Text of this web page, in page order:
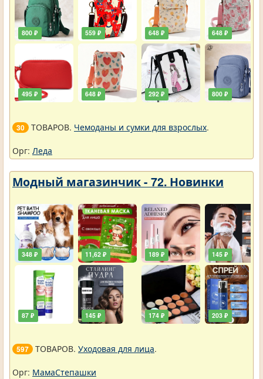
800 ₽
495 ₽
559 ₽
648 ₽
648 ₽
292 ₽
648 ₽
800 ₽
30 ТОВАРОВ. Чемоданы и сумки для взрослых.
Орг: Леда
Модный магазинчик - 72. Новинки
348 ₽
87 ₽
11,62 ₽
145 ₽
189 ₽
174 ₽
145 ₽
203 ₽
597 ТОВАРОВ. Уходовая для лица.
Орг: МамаСтепашки